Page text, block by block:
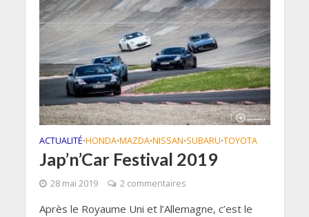
ACTUALITÉ•HONDA•MAZDA•NISSAN•SUBARU•TOYOTA
Jap’n’Car Festival 2019
28 mai 2019 2 commentaires
Après le Royaume Uni et l’Allemagne, c’est le